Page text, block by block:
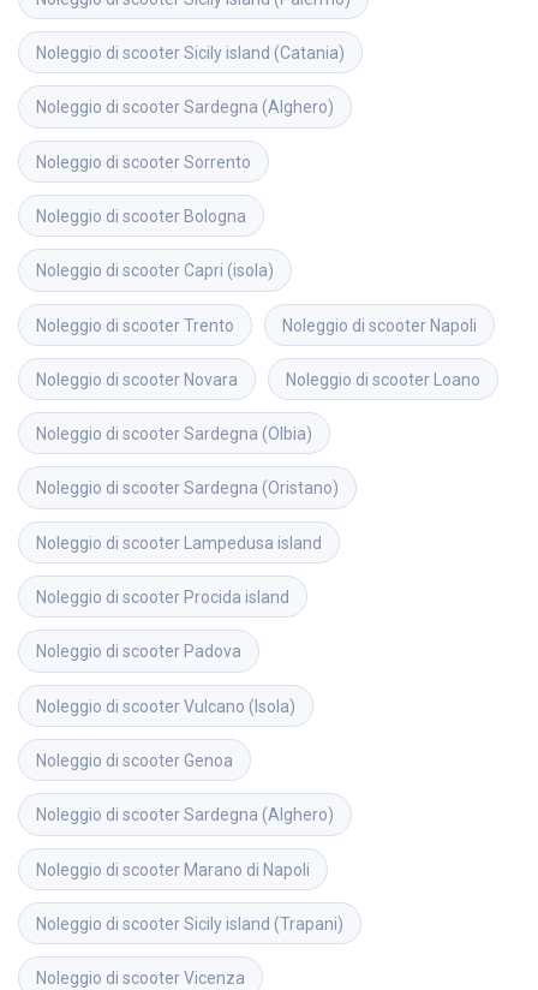
Noleggio di scooterSicily island (Catania)
Noleggio di scooterSardegna (Alghero)
Noleggio di scooterSorrento
Noleggio di scooter Bologna
Noleggio di scooterCapri (isola)
Noleggio di scooterTrento Noleggio di scooterNapoli
Noleggio di scooter Novara Noleggio di scooter Loano
Noleggio di scooterSardegna (Olbia)
Noleggio di scooterSardegna (Oristano)
Noleggio di scooter Lampedusa island
Noleggio di scooter Procida island
Noleggio di scooter Padova
Noleggio di scooterVulcano (Isola)
Noleggio di scooterGenoa
Noleggio di scooterSardegna (Alghero)
Noleggio di scooterMarano di Napoli
Noleggio di scooterSicily island (Trapani)
Noleggio di scooterVicenza